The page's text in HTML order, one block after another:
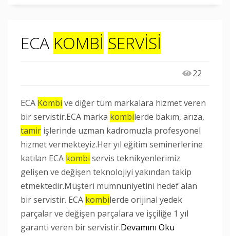
ECA KOMBİ SERVİSİ
22
ECA Kombi ve diğer tüm markalara hizmet veren
bir servistir.ECA marka kombilerde bakım, arıza,
tamir işlerinde uzman kadromuzla profesyonel
hizmet vermekteyiz.Her yıl eğitim seminerlerine
katılan ECA kombi servis teknikyenlerimiz
gelişen ve değişen teknolojiyi yakından takip
etmektedir.Müşteri mumnuniyetini hedef alan
bir servistir. ECA kombilerde orijinal yedek
parçalar ve değişen parçalara ve işçiliğe 1 yıl
garanti veren bir servistir.Devamını Oku